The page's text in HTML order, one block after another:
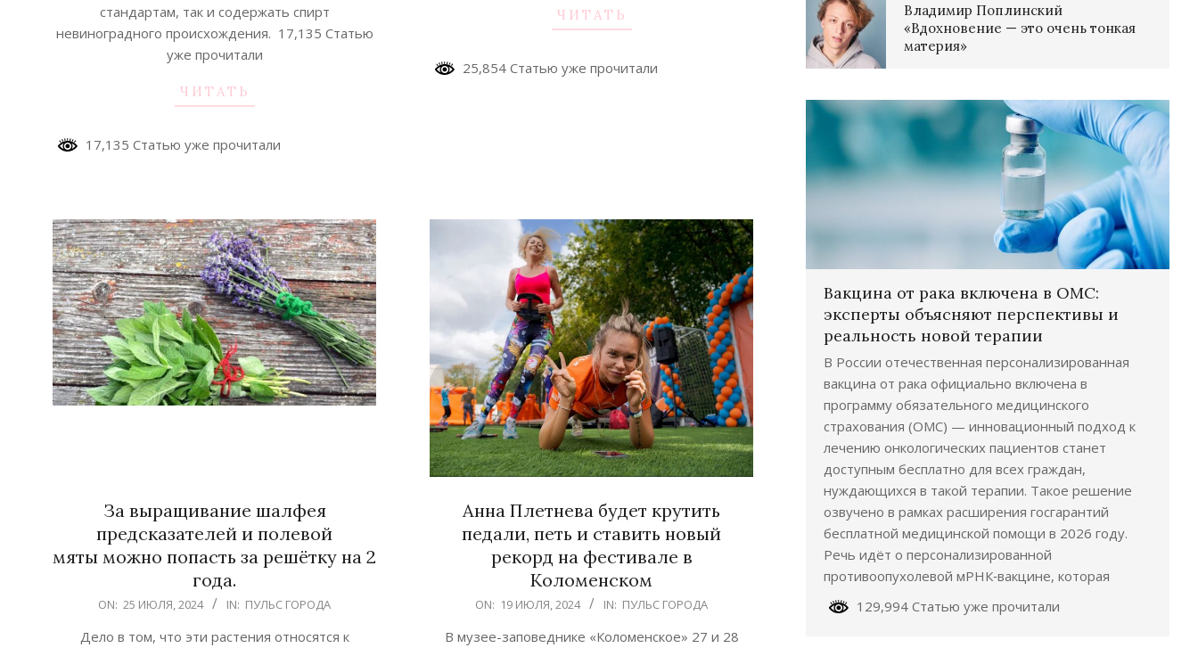
стандартам, так и содержать спирт
невиноградного происхождения. 17,135 Статью
уже прочитали
ЧИТАТЬ
17,135 Статью уже прочитали
ЧИТАТЬ
25,854 Статью уже прочитали
За выращивание шалфея
предсказателей и полевой
мяты можно попасть за решётку на 2
года.
ON: 25 ИЮЛЯ, 2024 IN: ПУЛЬС ГОРОДА
Дело в том, что эти растения относятся к
Анна Плетнева будет крутить
педали, петь и ставить новый
рекорд на фестивале в
Коломенском
ON: 19 ИЮЛЯ, 2024 IN: ПУЛЬС ГОРОДА
В музее-заповеднике «Коломенское» 27 и 28
Владимир Поплинский
«Вдохновение — это очень тонкая
материя»
Вакцина от рака включена в ОМС:
эксперты объясняют перспективы и
реальность новой терапии
В России отечественная персонализированная
вакцина от рака официально включена в
программу обязательного медицинского
страхования (ОМС) — инновационный подход к
лечению онкологических пациентов станет
доступным бесплатно для всех граждан,
нуждающихся в такой терапии. Такое решение
озвучено в рамках расширения госгарантий
бесплатной медицинской помощи в 2026 году.
Речь идёт о персонализированной
противоопухолевой мРНК‑вакцине, которая
129,994 Статью уже прочитали